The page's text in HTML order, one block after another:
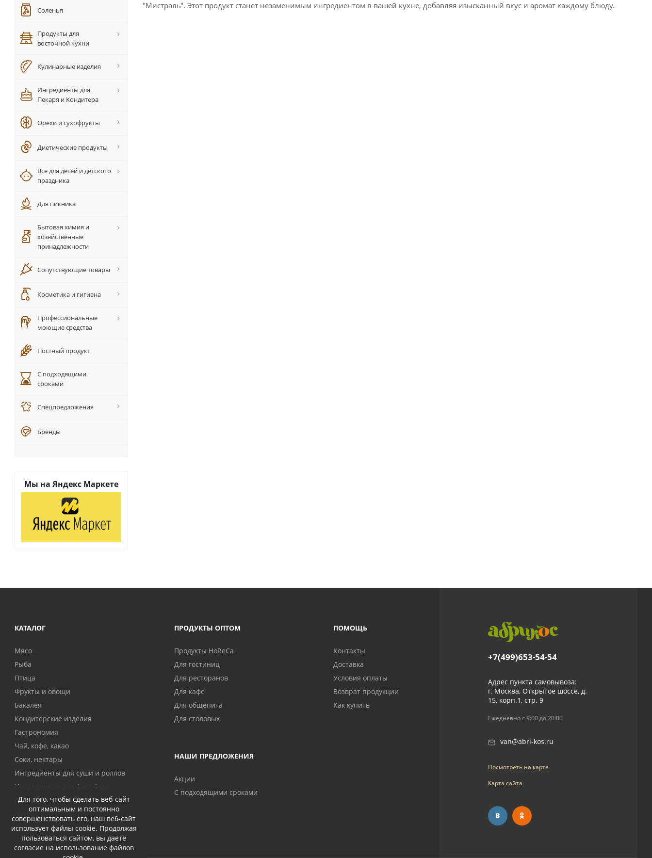
Для того, чтобы сделать веб-сайт
оптимальным и постоянно
совершенствовать его, наш веб-сайт
использует файлы cookie. Продолжая
пользоваться сайтом, вы даете
согласие на использование файлов
"Мистраль". Этот продукт станет незаменимым ингредиентом в вашей кухне, добавляя изысканный вкус и аромат каждому блюду.
Соленья
Продукты для
восточной кухни
Кулинарные изделия
Ингредиенты для
Пекаря и Кондитера
Орехи и сухофрукты
Диетические продукты
Все для детей и детского
праздника
Для пикника
Бытовая химия и
хозяйственные
принадлежности
Сопутствующие товары
Косметика и гигиена
Профессиональные
моющие средства
Постный продукт
С подходящими
сроками
Спецпредложения
Бренды
Мы на Яндекс Маркете
КАТАЛОГ
Мясо
Рыба
Птица
Фрукты и овощи
Бакалея
Кондитерские изделия
Гастрономия
Чай, кофе, какао
Соки, нектары
Ингредиенты для суши и роллов
Ингредиенты для фаст фуда
Консервы
Крупы
ПРОДУКТЫ ОПТОМ
Продукты HoReCa
Для гостиниц
Для ресторанов
Для кафе
Для общепита
Для столовых
НАШИ ПРЕДЛОЖЕНИЯ
Акции
С подходящими сроками
ПОМОЩЬ
Контакты
Доставка
Условия оплаты
Возврат продукции
Как купить
+7(499)653-54-54
Адрес пункта самовывоза:
г. Москва, Открытое шоссе, д.
15, корп.1, стр. 9
Ежедневно с 9:00 до 20:00
van@abri-kos.ru
Посмотреть на карте
Карта сайта